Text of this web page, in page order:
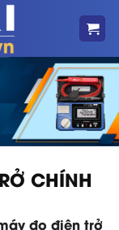
CHÍNH
đo điện trở